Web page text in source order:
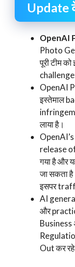
Update के
OpenAI
Photo
पूरी टीम
OpenAI
इस्तेमाल
लाया है।
release
गया है और
जा सकता
इसपर
AI
और
Out कर